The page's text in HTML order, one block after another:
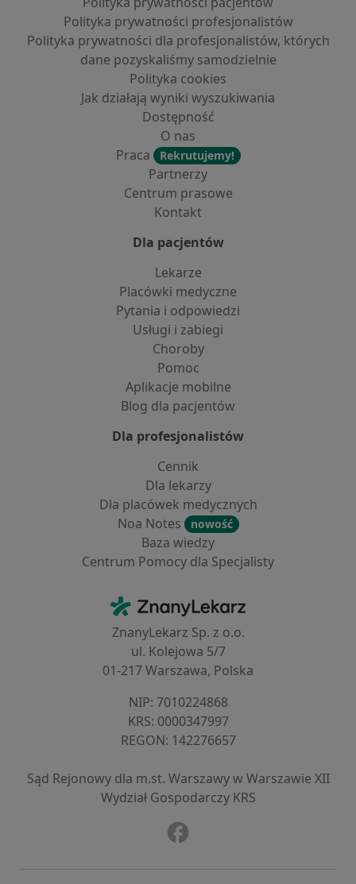
Polityka prywatności profesjonalistów
Polityka prywatności dla profesjonalistów, których
dane pozyskaliśmy samodzielnie
Polityka cookies
Jak działają wyniki wyszukiwania
Dostępność
O nas
Praca
Rekrutujemy!
Partnerzy
Centrum prasowe
Kontakt
Dla pacjentów
Lekarze
Placówki medyczne
Pytania i odpowiedzi
Usługi i zabiegi
Choroby
Pomoc
Aplikacje mobilne
Blog dla pacjentów
Dla profesjonalistów
Cennik
Dla lekarzy
Dla placówek medycznych
Noa Notes
nowość
Baza wiedzy
Centrum Pomocy dla Specjalisty
ZnanyLekarz - Strona główna
ZnanyLekarz Sp. z o.o.
ul. Kolejowa 5/7
01-217 Warszawa, Polska
NIP: ⁠7010224868
KRS: ⁠0000347997
REGON: ⁠142276657
Sąd Rejonowy dla m.st. Warszawy w Warszawie XII
Wydział Gospodarczy KRS